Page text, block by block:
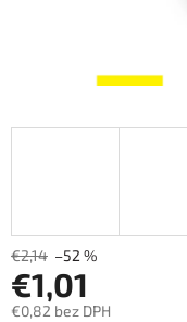
€2,14 –52 %
€1,01
€0,82 bez DPH